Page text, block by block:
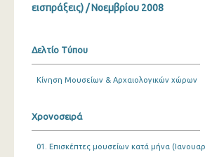
Σεπτεμβρίου 2024
Ιουλίου 2024
Μαΐου 2024
εισπράξεις) / Νοεμβρίου 2008
Δελτίο Τύπου
Κίνηση Μουσείων & Αρχαιολογικών χώρων
Χρονοσειρά
01. Επισκέπτες μουσείων κατά μήνα